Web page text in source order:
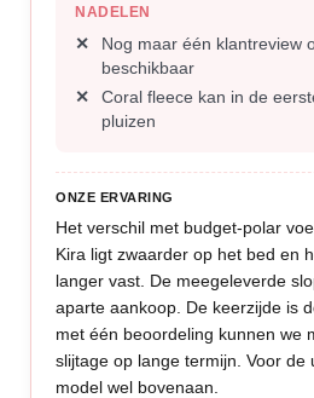
NADELEN
Nog maar één klantreview
beschikbaar
Coral fleece kan in de
pluizen
ONZE ERVARING
Het verschil met budget-polar
Kira ligt zwaarder op het bed en
langer vast. De meegeleverde
aparte aankoop. De keerzijde is
met één beoordeling kunnen we
slijtage op lange termijn. Voor de
model wel bovenaan.